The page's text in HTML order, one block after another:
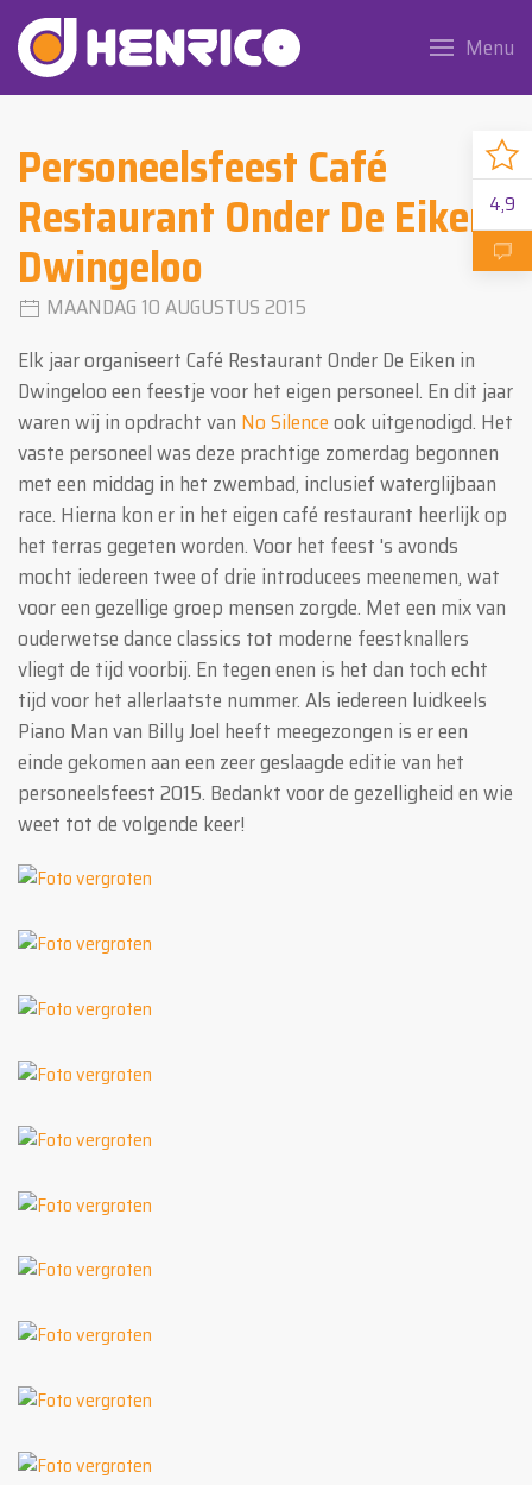
4,9
Menu
Personeelsfeest Café
Restaurant Onder De Eiken
Dwingeloo
MAANDAG 10 AUGUSTUS 2015
Elk jaar organiseert Café Restaurant Onder De Eiken in
Dwingeloo een feestje voor het eigen personeel. En dit jaar
waren wij in opdracht van No Silenceook uitgenodigd. Het
vaste personeel was deze prachtige zomerdag begonnen
met een middag in het zwembad, inclusief waterglijbaan
race. Hierna kon er in het eigen café restaurant heerlijk op
het terras gegeten worden. Voor het feest 's avonds
mocht iedereen twee of drie introducees meenemen, wat
voor een gezellige groep mensen zorgde. Met een mix van
ouderwetse dance classics tot moderne feestknallers
vliegt de tijd voorbij. En tegen enen is het dan toch echt
tijd voor het allerlaatste nummer. Als iedereen luidkeels
Piano Man van Billy Joel heeft meegezongen is er een
einde gekomen aan een zeer geslaagde editie van het
personeelsfeest 2015. Bedankt voor de gezelligheid en wie
weet tot de volgende keer!